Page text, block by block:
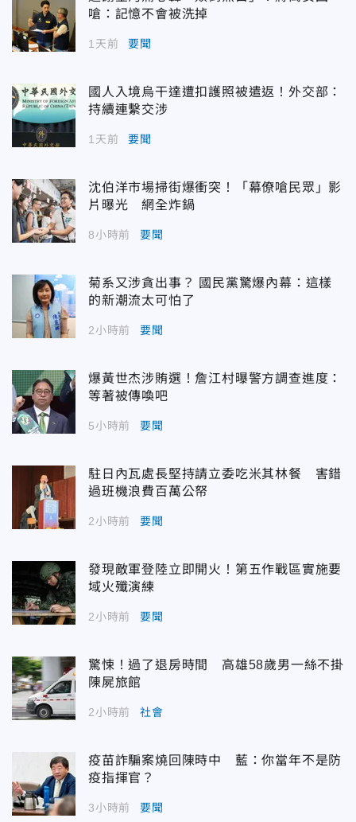
嗆：記憶不會被洗掉
1天前 要聞
國人入境烏干達遭扣護照被遣返！外交部：
持續連繫交涉
1天前 要聞
沈伯洋市場掃街爆衝突！「幕僚嗆民眾」影
片曝光 網全炸鍋
8小時前 要聞
菊系又涉貪出事？ 國民黨驚爆內幕：這樣
的新潮流太可怕了
2小時前 要聞
爆黃世杰涉賄選！詹江村曝警方調查進度：
等著被傳喚吧
5小時前 要聞
駐日內瓦處長堅持請立委吃米其林餐 害錯
過班機浪費百萬公帑
2小時前 要聞
發現敵軍登陸立即開火！第五作戰區實施要
域火殲演練
2小時前 要聞
驚悚！過了退房時間 高雄58歲男一絲不掛
陳屍旅館
2小時前 社會
疫苗詐騙案燒回陳時中 藍：你當年不是防
疫指揮官？
3小時前 要聞